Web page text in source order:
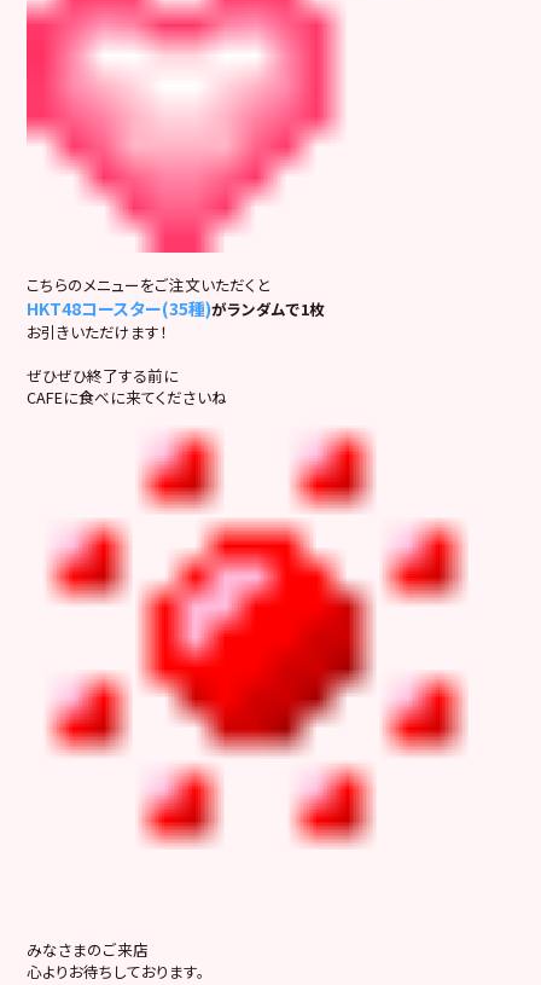
こちらのメニューをご注文いただくと
HKT48コースター(35種)がランダムで1枚
お引きいただけます！
ぜひぜひ終了する前に
CAFEに食べに来てくださいね
みなさまのご来店
心よりお待ちしております。